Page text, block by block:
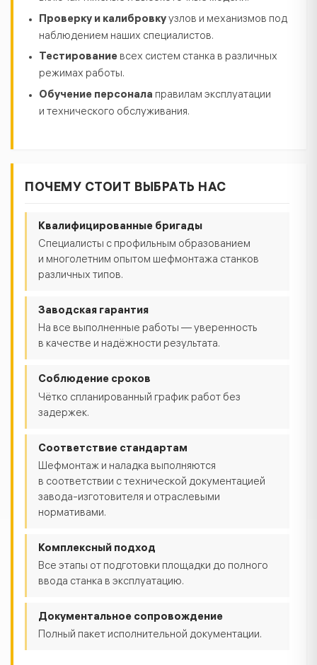
Проверку и калибровкуузлов и механизмов под
наблюдением наших специалистов.
Тестирование всех систем станка в различных
режимах работы.
Обучение персонала правилам эксплуатации
и технического обслуживания.
ПОЧЕМУ СТОИТ ВЫБРАТЬ НАС
Квалифицированные бригады
Специалисты с профильным образованием
и многолетним опытом шефмонтажа станков
различных типов.
Заводская гарантия
На все выполненные работы — уверенность
в качестве и надёжности результата.
Соблюдение сроков
Чётко спланированный график работ без
задержек.
Соответствие стандартам
Шефмонтаж и наладка выполняются
в соответствии с технической документацией
завода-изготовителя и отраслевыми
нормативами.
Комплексный подход
Все этапы от подготовки площадки до полного
ввода станка в эксплуатацию.
Документальное сопровождение
Полный пакет исполнительной документации.